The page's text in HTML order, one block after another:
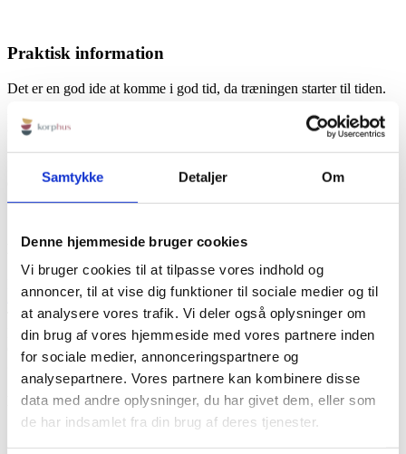
Samtykke Detaljer Om
Denne hjemmeside bruger cookies
Vi bruger cookies til at tilpasse vores indhold og
annoncer, til at vise dig funktioner til sociale medier og til
at analysere vores trafik. Vi deler også oplysninger om
din brug af vores hjemmeside med vores partnere inden
for sociale medier, annonceringspartnere og
analysepartnere. Vores partnere kan kombinere disse
data med andre oplysninger, du har givet dem, eller som
de har indsamlet fra din brug af deres tjenester.
Praktisk information
Det er en god ide at komme i god tid, da træningen starter til tiden.
Det er også en god ide at være iført tøj, der giver frihed til
bevægelse.
KORPHUS
4930 Maribo
Tlf:+45 23115758
Mail: info@korphus.dk
CVR 35376933
@2026 korphus
LINKS